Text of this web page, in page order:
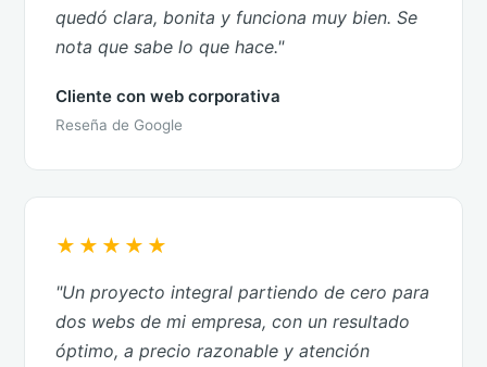
quedó clara, bonita y funciona muy bien. Se
nota que sabe lo que hace."
Cliente con web corporativa
Reseña de Google
★★★★★
"Un proyecto integral partiendo de cero para
dos webs de mi empresa, con un resultado
óptimo, a precio razonable y atención